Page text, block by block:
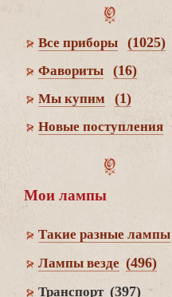
се приборы (1025)
Фавориты (16)
Мы купим (1)
Новые поступления
Мои лампы
Такие разные лампы
Лампы везде (496)
Транспорт (397)